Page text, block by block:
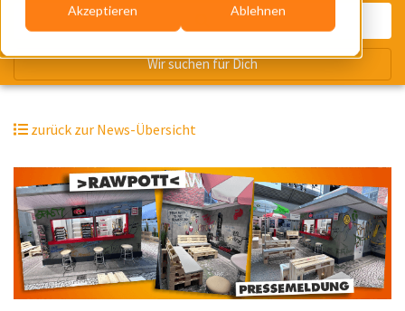
Akzeptieren Ablehnen
zurück zur News-Übersicht
Wir suchen für Dich